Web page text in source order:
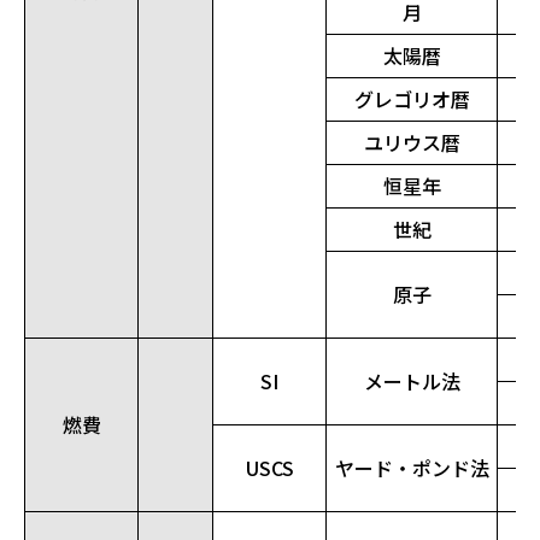
月
太陽暦
グレゴリオ暦
ユリウス暦
恒星年
世紀
原子
燃費
SI メートル法
USCS ヤード・ポンド法